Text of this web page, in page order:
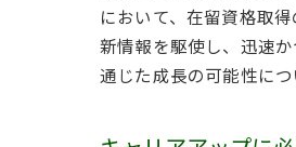
において、在留資格取
新情報を駆使し、迅速
通じた成長の可能性につ